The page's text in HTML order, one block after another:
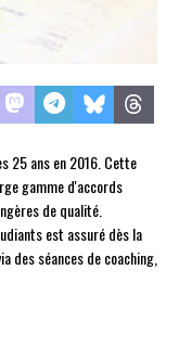
25 ans en 2016. Cette
gamme d'accords
de qualité.
est assuré dès la
des séances de coaching,